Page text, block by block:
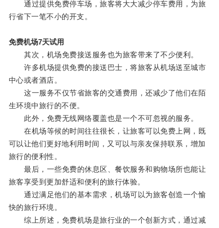
通过提供免费停车场，旅客将大大减少停车费用，为旅
行省下一笔不小的开支。
免费机场7天试用
其次，机场免费接送服务也为旅客带来了不少便利。
许多机场提供免费的接送巴士，将旅客从机场送至城市
中心或者酒店。
这一服务不仅节省旅客的交通费用，还减少了他们在陌
生环境中旅行的不便。
此外，免费无线网络覆盖也是一个不可忽视的服务。
在机场等候的时间往往很长，让旅客可以免费上网，既
可以让他们更好地利用时间，又可以与亲友保持联系，增加
旅行的便利性。
最后，一些免费的休息区、餐饮服务和购物场所也能让
旅客享受到更加舒适和便利的旅行体验。
通过满足他们的基本需求，机场可以为旅客创造一个愉
快的旅行环境。
综上所述，免费机场是旅行业的一个创新方式，通过减